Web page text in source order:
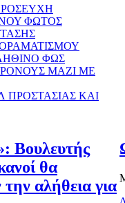
ΦΩΤΟΣ
ΦΩΣ
ΜΑΖΙ ΜΕ
ΚΑΙ
Βουλευτής
θα
αλήθεια για